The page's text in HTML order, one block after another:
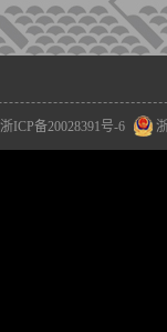
浙ICP备20028391号-6